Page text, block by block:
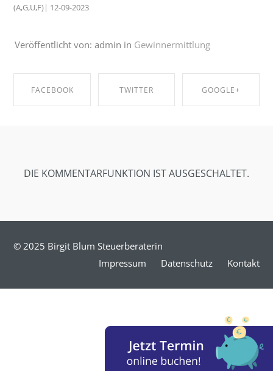
(A,G,U,F)| 12-09-2023
Veröffentlicht von: admin in Gewinnermittlung
FACEBOOK TWITTER GOOGLE+
DIE KOMMENTARFUNKTION IST AUSGESCHALTET.
© 2025 Birgit Blum Steuerberaterin
Impressum
Datenschutz Kontakt